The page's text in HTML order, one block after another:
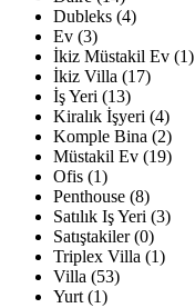
Dubleks (4)
Ev (3)
İkiz Müstakil Ev (1)
İkiz Villa (17)
İş Yeri (13)
Kiralık İşyeri (4)
Komple Bina (2)
Müstakil Ev (19)
Ofis (1)
Penthouse (8)
Satılık Iş Yeri (3)
Satıştakiler (0)
Triplex Villa (1)
Villa (53)
Yurt (1)